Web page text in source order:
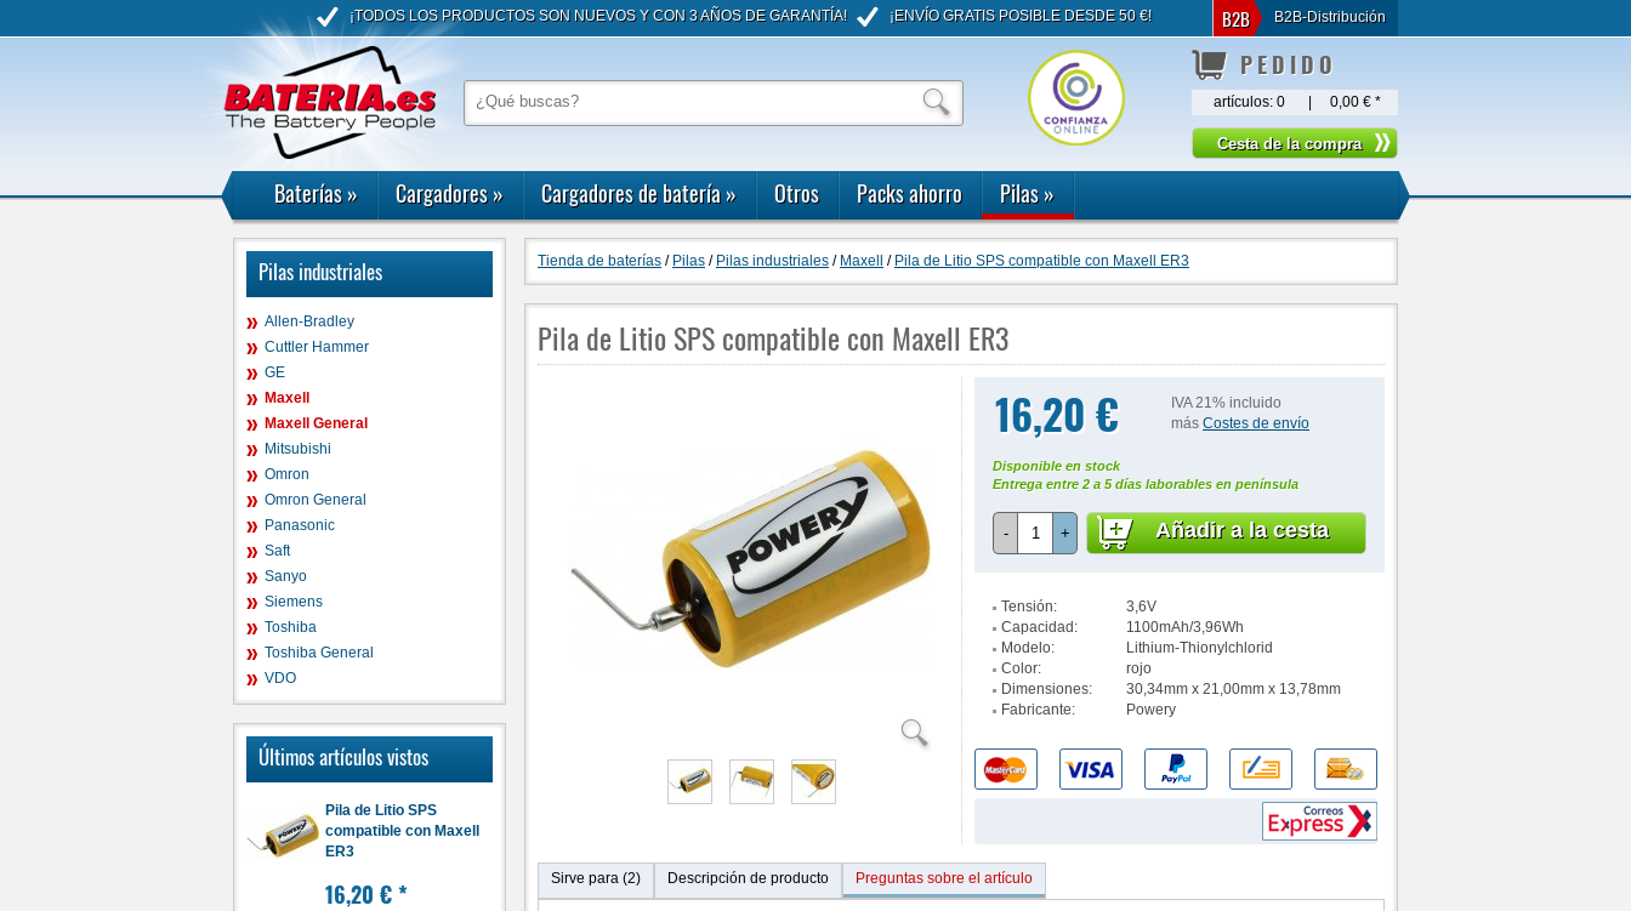
B2B B2B-Distribución
¡TODOS LOS PRODUCTOS SON NUEVOS Y CON 3 AÑOS DE GARANTÍA! ¡ENVÍO GRATIS POSIBLE DESDE 50 €!
PEDIDO
artículos: 0 0,00 € *
Baterías» Cargadores» Cargadores de batería» Otros Packs ahorro Pilas»
Pilas industriales
Allen-Bradley
Cuttler Hammer
GE
Maxell
Maxell General
Mitsubishi
Omron
Omron General
Panasonic
Saft
Sanyo
Siemens
Toshiba
Toshiba General
VDO
Últimos artículos vistos
Pila de Litio SPS
compatible con Maxell
ER3
16,20 €*
Tienda de baterías / Pilas / Pilas industriales / Maxell / Pila de Litio SPS compatible con Maxell ER3
Pila de Litio SPS compatible con Maxell ER3
16,20 €
IVA 21% incluido
más Costes de envío
Disponible en stock
Entrega entre 2 a 5 días laborables en península
- + Añadir a la cesta
Tensión:
3,6V
Capacidad:
1100mAh/3,96Wh
Modelo:
Lithium-Thionylchlorid
Color:
rojo
Dimensiones:
30,34mm x 21,00mm x 13,78mm
Fabricante:
Powery
Sirve para (2) Descripción de producto Preguntas sobre el artículo